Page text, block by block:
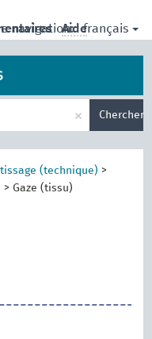
navigation: français
Aide
× Chercher
tissage (technique) >
> Gaze (tissu)